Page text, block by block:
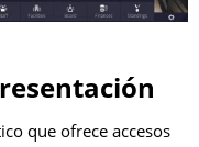
que ofrece accesos